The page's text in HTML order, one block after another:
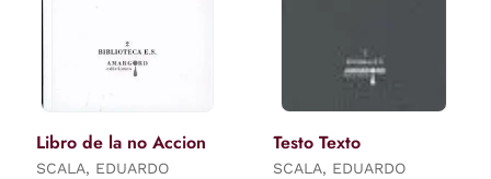
Libro de la no Accion
SCALA, EDUARDO
Testo Texto
SCALA, EDUARDO